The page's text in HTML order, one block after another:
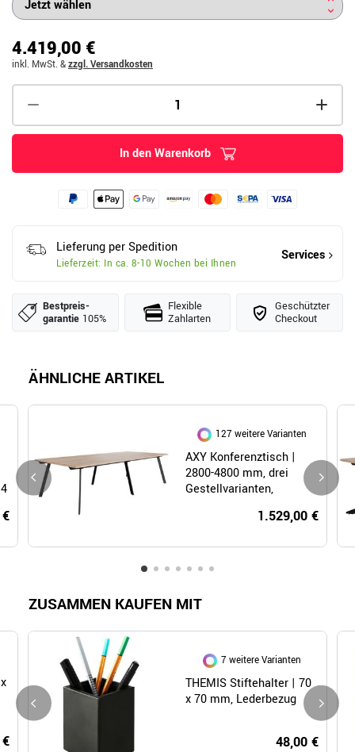
4.419,00 €
inkl. MwSt. &zzgl. Versandkosten
In den Warenkorb
Lieferung per Spedition
Lieferzeit: In ca. 8-10 Wochen bei Ihnen
Services
Bestpreis­
garantie 105%
Flexible
Zahlarten
Geschützter
Checkout
ÄHNLICHE ARTIKEL
127 weitere Varianten
AXY Konferenztisch |
2800-4800 mm, drei
Gestellvarianten,
1.529,00 €
ZUSAMMEN KAUFEN MIT
7 weitere Varianten
THEMIS Stiftehalter | 70
x 70 mm, Lederbezug
48,00 €